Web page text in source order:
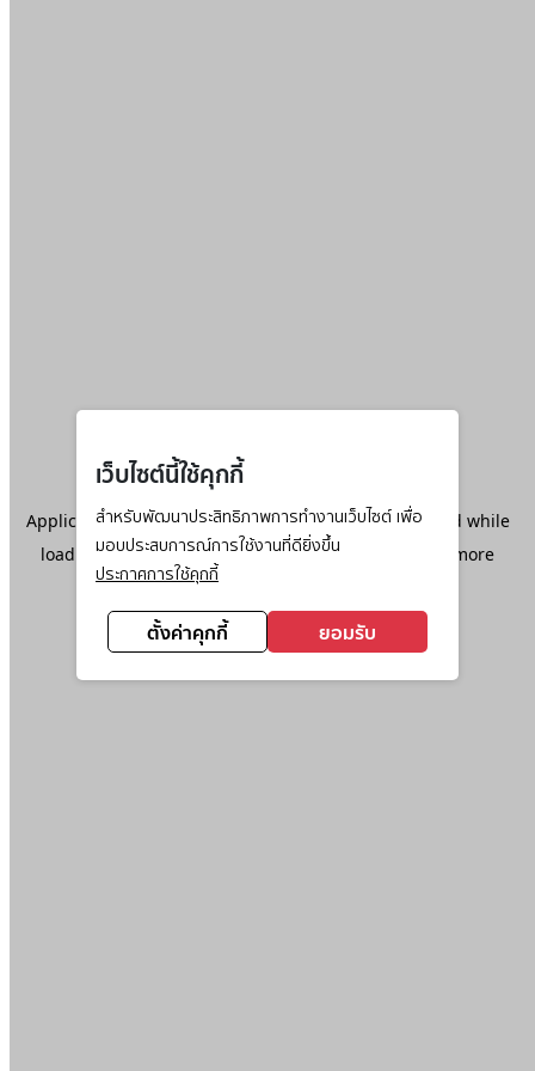
เว็บไซต์นี้ใช้คุกกี้
สำหรับพัฒนาประสิทธิภาพการทำงานเว็บไซต์ เพื่อ
มอบประสบการณ์การใช้งานที่ดียิ่งขึ้น
ประกาศการใช้คุกกี้
ตั้งค่าคุกกี้ ยอมรับ
Application error: aclient-side exception has occurred while
loadingwww.ktc.co.th(see the browser console
for more
information).